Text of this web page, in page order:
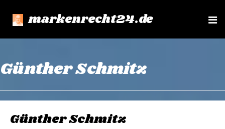
markenrecht24.de
e
Günther Schmitz
Günther Schmitz